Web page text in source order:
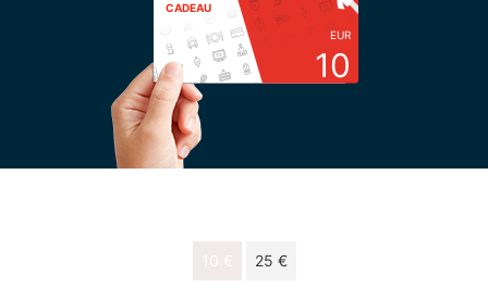
CADEAU
EUR
10
25 €